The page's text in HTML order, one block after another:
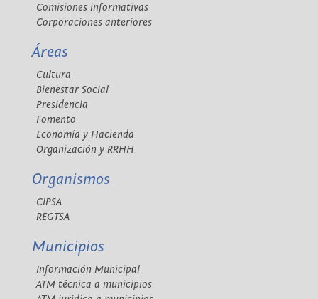
Comisiones informativas
Corporaciones anteriores
Áreas
Cultura
Bienestar Social
Presidencia
Fomento
Economía y Hacienda
Organización y RRHH
Organismos
CIPSA
REGTSA
Municipios
Información Municipal
ATM técnica a municipios